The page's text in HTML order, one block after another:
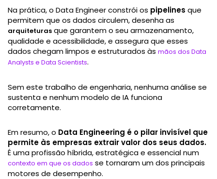
Na prática, o Data Engineer constrói os pipelines que
permitem que os dados circulem, desenha as
arquiteturas que garantem o seu armazenamento,
qualidade e acessibilidade, e assegura que esses
dados chegam limpos e estruturados às mãos dos Data
Analysts e Data Scientists.
Sem este trabalho de engenharia, nenhuma análise se
sustenta e nenhum modelo de IA funciona
corretamente.
Em resumo, o Data Engineering é o pilar invisível que
permite às empresas extrair valor dos seus dados.
É uma profissão híbrida, estratégica e essencial num
contexto em que os dados se tornaram um dos principais
motores de desempenho.